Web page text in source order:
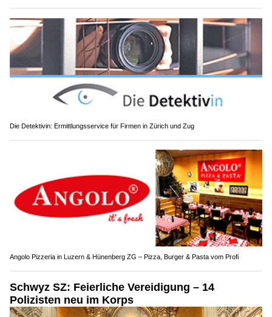
Die Detektivin: Ermittlungsservice für Firmen in Zürich und Zug
Angolo Pizzeria in Luzern & Hünenberg ZG – Pizza, Burger & Pasta vom Profi
Schwyz SZ: Feierliche Vereidigung – 14
Polizisten neu im Korps